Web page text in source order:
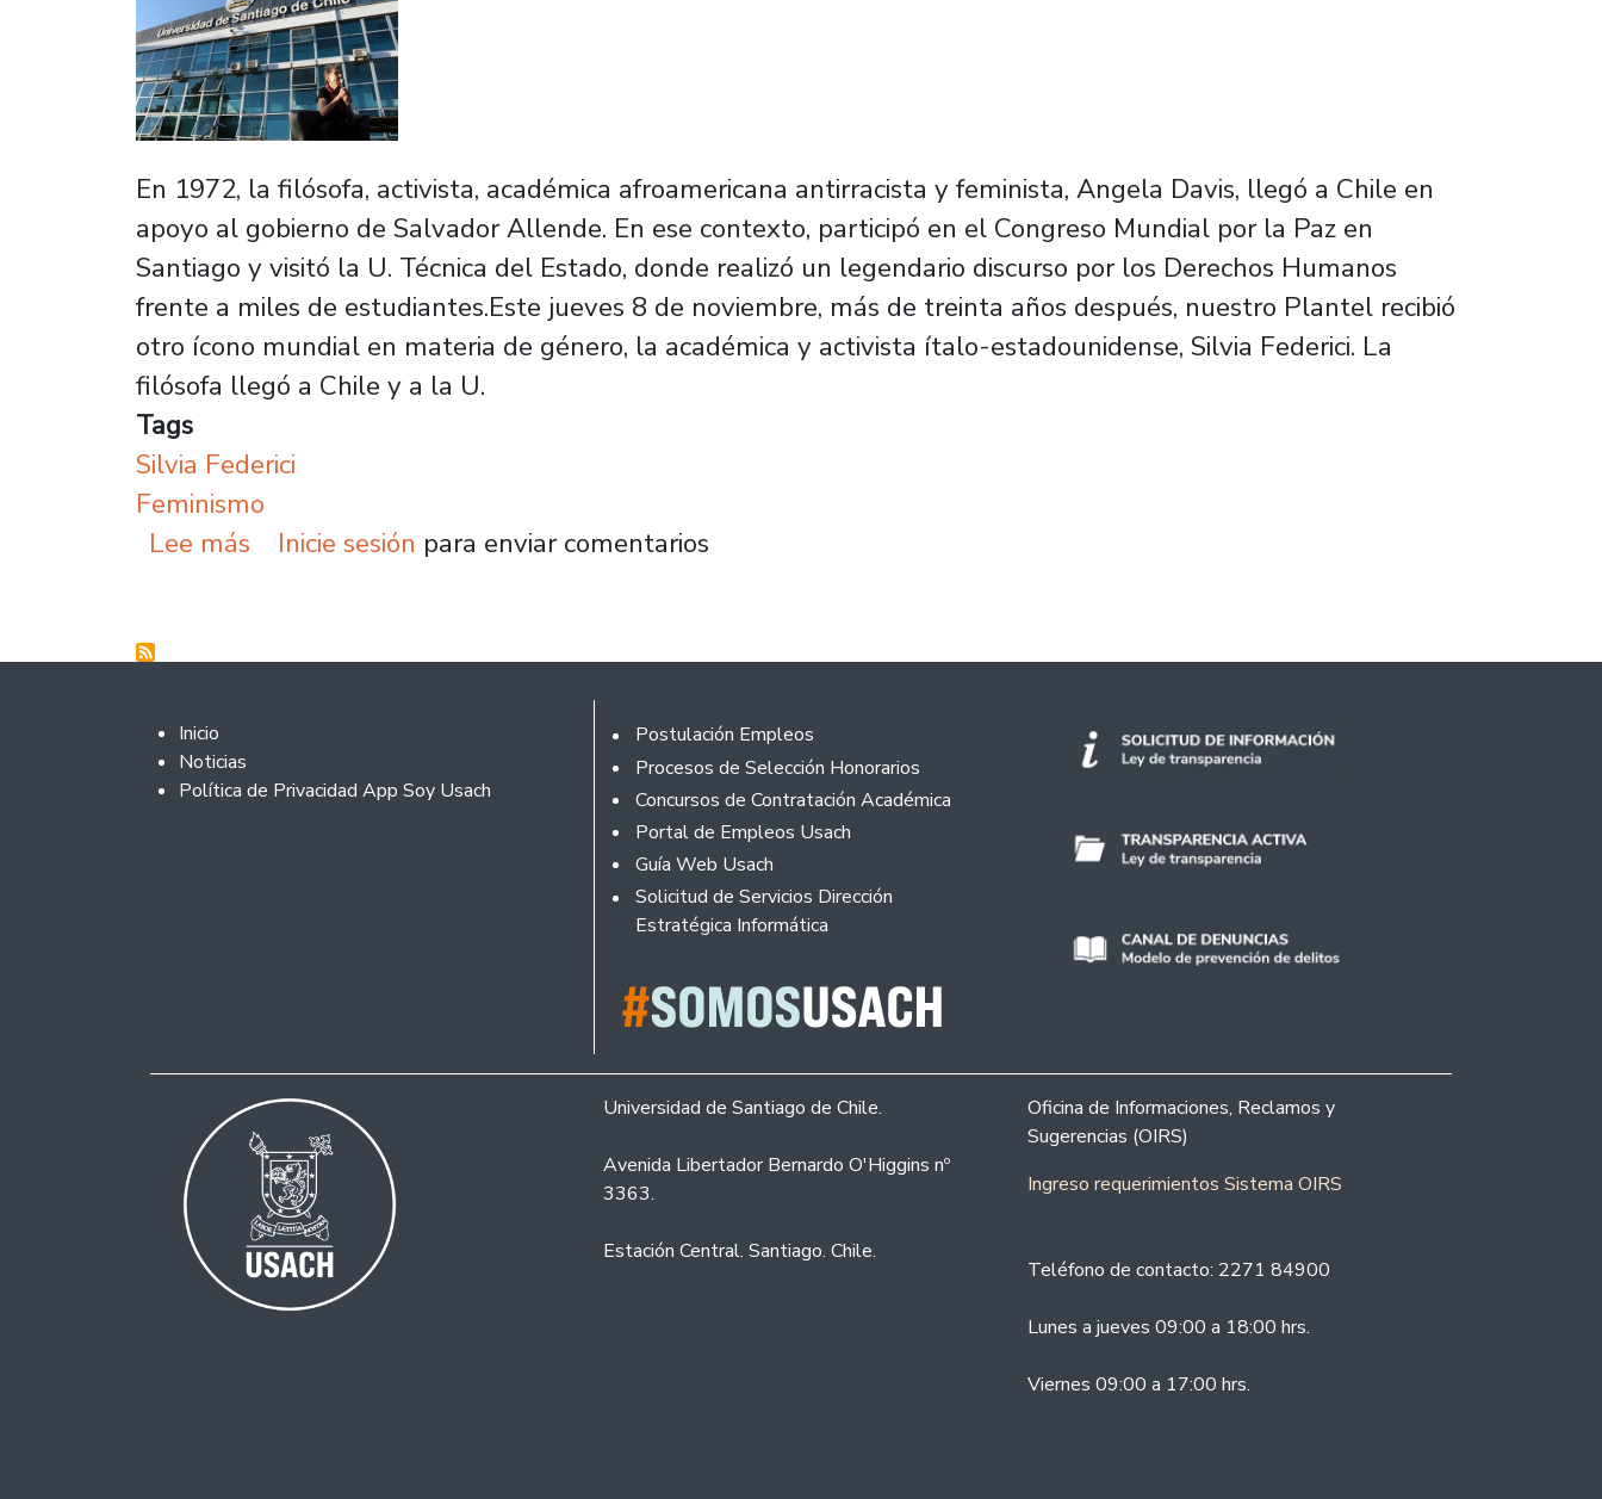
En 1972, la filósofa, activista, académica afroamericana antirracista y feminista, Angela Davis, llegó a Chile en
apoyo al gobierno de Salvador Allende. En ese contexto, participó en el Congreso Mundial por la Paz en
Santiago y visitó la U. Técnica del Estado, donde realizó un legendario discurso por los Derechos Humanos
frente a miles de estudiantes.Este jueves 8 de noviembre, más de treinta años después, nuestro Plantel recibió
otro ícono mundial en materia de género, la académica y activista ítalo-estadounidense, Silvia Federici. La
filósofa llegó a Chile y a la U.
Tags
Silvia Federici
Feminismo
Lee más sobre Académica feminista Silvia Federici reúne a 2 mil personas en nuestra universidad
Inicie sesión para enviar comentarios
Footer 2
Inicio
Noticias
Política de Privacidad App Soy Usach
Footer
Postulación Empleos
Procesos de Selección Honorarios
Concursos de Contratación Académica
Portal de Empleos Usach
Guía Web Usach
Solicitud de Servicios Dirección
Estratégica Informática
Universidad de Santiago de Chile.
Avenida Libertador Bernardo O'Higgins nº
3363.
Estación Central. Santiago. Chile.
Oficina de Informaciones, Reclamos y
Sugerencias (OIRS)
Ingreso requerimientos Sistema OIRS
Teléfono de contacto: 2271 84900
Lunes a jueves 09:00 a 18:00 hrs.
Viernes 09:00 a 17:00 hrs.